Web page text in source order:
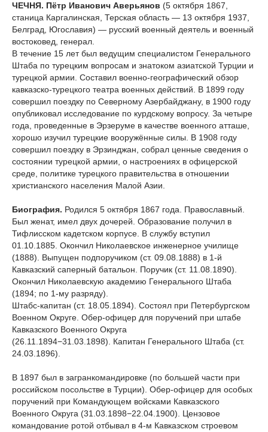
ЧЕЧНЯ. Пётр Иванович Аверьянов (5 октября 1867,
станица Каргалинская, Терская область — 13 октября 1937,
Белград, Югославия) — русский военный деятель и военный
востоковед, генерал.
В течение 15 лет был ведущим специалистом Генерального
Штаба по турецким вопросам и знатоком азиатской Турции и
турецкой армии. Составил военно-географический обзор
кавказско-турецкого театра военных действий. В 1899 году
совершил поездку по Северному Азербайджану, в 1900 году
опубликовал исследование по курдскому вопросу. За четыре
года, проведенные в Эрзеруме в качестве военного атташе,
хорошо изучил турецкие вооружённые силы. В 1908 году
совершил поездку в Эрзинджан, собрал ценные сведения о
состоянии турецкой армии, о настроениях в офицерской
среде, политике турецкого правительства в отношении
христианского населения Малой Азии.
Биография. Родился 5 октября 1867 года. Православный.
Был женат, имел двух дочерей. Образование получил в
Тифлисском кадетском корпусе. В службу вступил
01.10.1885. Окончил Николаевское инженерное училище
(1888). Выпущен подпоручиком (ст. 09.08.1888) в 1-й
Кавказский саперный батальон. Поручик (ст. 11.08.1890).
Окончил Николаевскую академию Генерального Штаба
(1894; по 1-му разряду).
Штабс-капитан (ст. 18.05.1894). Состоял при Петербургском
Военном Округе. Обер-офицер для поручений при штабе
Кавказского Военного Округа
(26.11.1894−31.03.1898). Капитан Генерального Штаба (ст.
24.03.1896).
В 1897 был в загранкомандировке (по большей части при
российском посольстве в Турции). Обер-офицер для особых
поручений при Командующем войсками Кавказского
Военного Округа (31.03.1898−22.04.1900). Цензовое
командование ротой отбывал в 4-м Кавказском строевом